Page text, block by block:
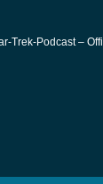
Trek-Podcast –